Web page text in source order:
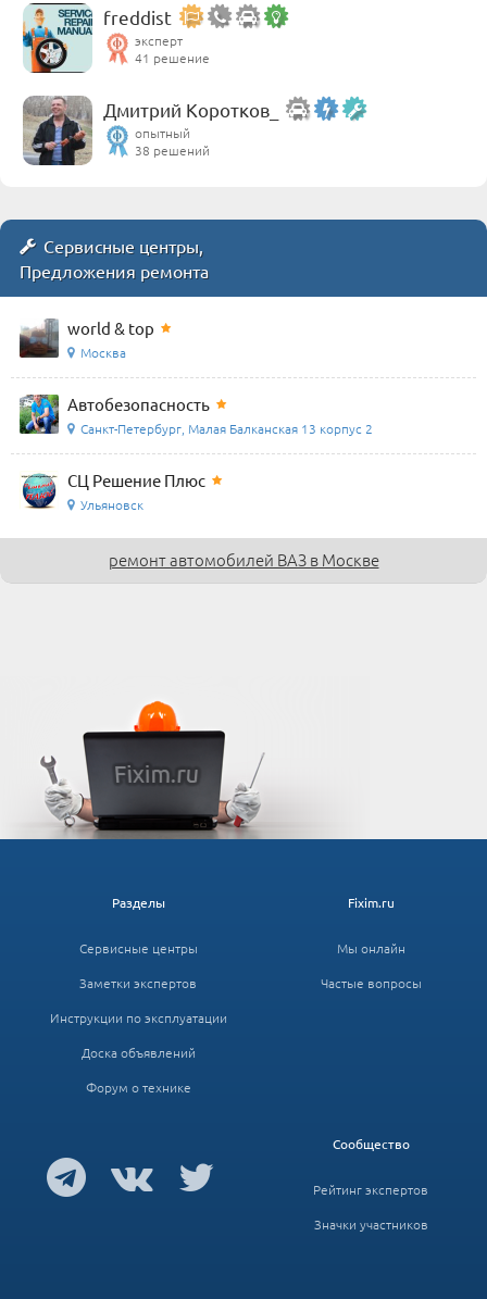
freddist
эксперт
41 решение
Дмитрий Коротков_
опытный
38 решений
Сервисные центры,
Предложения ремонта
world & top
Москва
Автобезопасность
Санкт-Петербург, Малая Балканская 13 корпус 2
СЦ Решение Плюс
Ульяновск
ремонт автомобилей ВАЗ в Москве
Fixim.ru
Мы онлайн
Частые вопросы
Разделы
Сервисные центры
Заметки экспертов
Инструкции по эксплуатации
Доска объявлений
Форум о технике
Сообщество
Рейтинг экспертов
Значки участников